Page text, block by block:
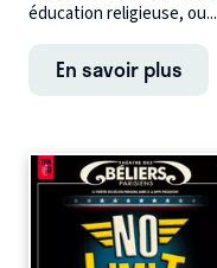
éducation religieuse, ou...
En savoir plus